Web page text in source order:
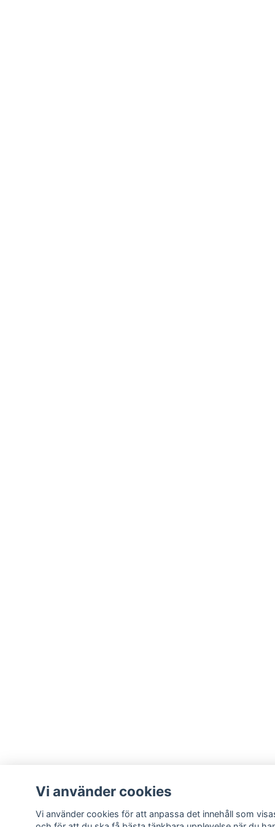
Vi använder cookies
Vi använder cookies för att anpassa det innehåll som